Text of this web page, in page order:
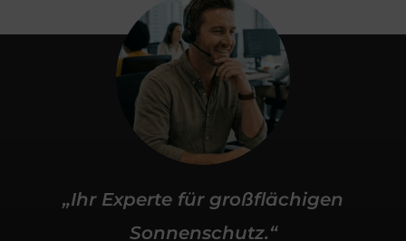
„Ihr Experte für großflächigen
Sonnenschutz.“